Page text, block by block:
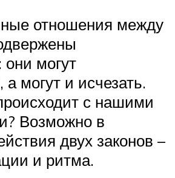
отношения между
могут
а могут и исчезать.
с нашими
Возможно в
двух законов –
и ритма.